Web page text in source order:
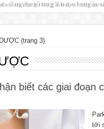
công dụng trong Y học cổ truyền
(trang 3)
biết các giai đoạn
tới